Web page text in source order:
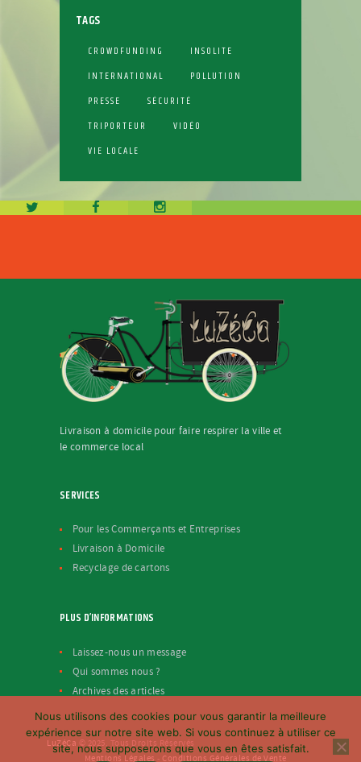
TAGS
CROWDFUNDING
INSOLITE
INTERNATIONAL
POLLUTION
PRESSE
SÉCURITÉ
TRIPORTEUR
VIDÉO
VIE LOCALE
Livraison à domicile pour faire respirer la ville et
le commerce local
SERVICES
Pour les Commerçants et Entreprises
Livraison à Domicile
Recyclage de cartons
PLUS D’INFORMATIONS
Laissez-nous un message
Qui sommes nous ?
Archives des articles
LuZéCa © 2025. Tous Droits Réservés
Mentions Légales- Conditions Générales de Vente
Nous utilisons des cookies pour vous garantir la meilleure
expérience sur notre site web. Si vous continuez à utiliser ce
site, nous supposerons que vous en êtes satisfait.